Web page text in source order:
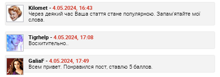
Kilomet - 4.05.2024, 16:43
Через деякий час Ваша стаття стане популярною. Запам'ятайте мої
слова.
Tigrhelp - 4.05.2024, 17:08
Восхитительно..
GaliaF - 4.05.2024, 17:49
Всем привет. Понравился пост, ставлю 5 баллов.